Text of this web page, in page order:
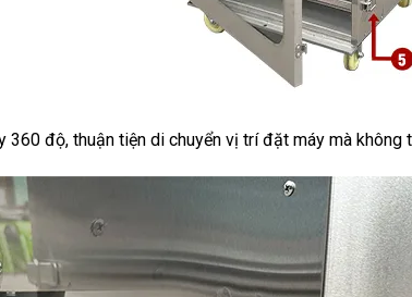
độ, thuận tiện di chuyển vị trí đặt máy mà không